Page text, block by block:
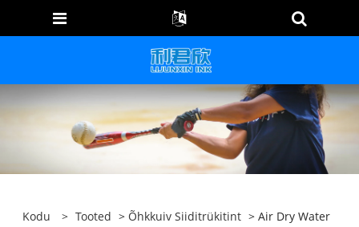
Kodu > Tooted > Õhkkuiv Siiditrükitint > Air Dry Water